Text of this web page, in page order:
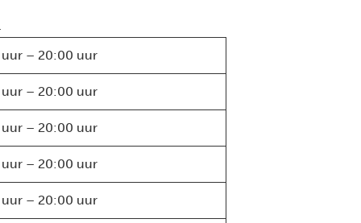
– 20:00 uur
– 20:00 uur
– 20:00 uur
– 20:00 uur
– 20:00 uur